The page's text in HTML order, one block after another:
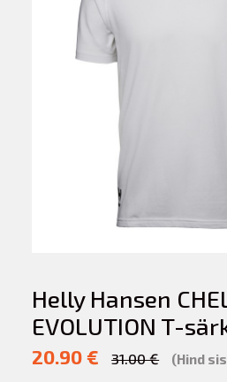
Helly Hansen
EVOLUTION T-
20.90 € 31.00 € (Hind